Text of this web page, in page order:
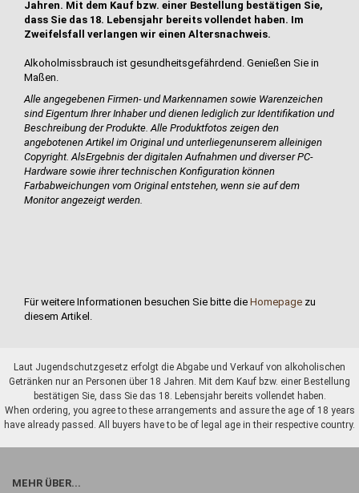
Jahren. Mit dem Kauf bzw. einer Bestellung bestätigen Sie,
dass Sie das 18. Lebensjahr bereits vollendet haben. Im
Zweifelsfall verlangen wir einen Altersnachweis.
Alkoholmissbrauch ist gesundheitsgefährdend. Genießen Sie in
Maßen.
Alle angegebenen Firmen- und Markennamen sowie Warenzeichen
sind Eigentum Ihrer Inhaber und dienen lediglich zur Identifikation und
Beschreibung der Produkte.Alle Produktfotos zeigen den
angebotenen Artikel im Original und unterliegenunserem alleinigen
Copyright. AlsErgebnis der digitalen Aufnahmen und diverser PC-
Hardware sowie ihrer technischen Konfiguration können
Farbabweichungen vom Original entstehen, wenn sie auf dem
Monitor angezeigt werden.
Für weitere Informationen besuchen Sie bitte die Homepage zu
diesem Artikel.
Laut Jugendschutzgesetz erfolgt die Abgabe und Verkauf von alkoholischen
Getränken nur an Personen über 18 Jahren. Mit dem Kauf bzw. einer Bestellung
bestätigen Sie, dass Sie das 18. Lebensjahr bereits vollendet haben.
When ordering, you agree to these arrangements and assure the age of 18 years
have already passed. All buyers have to be of legal age in their respective country.
MEHR ÜBER...